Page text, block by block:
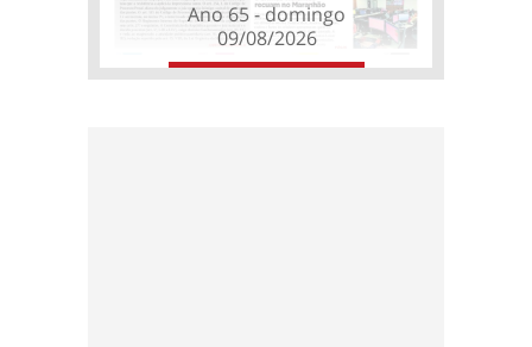
Ano 65 - domingo
09/08/2026